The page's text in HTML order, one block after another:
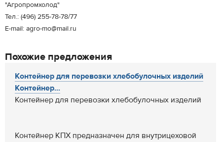
"Агропромхолод"
Тел.: (496) 255-78-78/77
E-mail: agro-mo@mail.ru
Похожие предложения
Контейнер для перевозки хлебобулочных изделий
Контейнер...
Контейнер для перевозки хлебобулочных изделий
Контейнер КПХ предназначен для внутрицеховой